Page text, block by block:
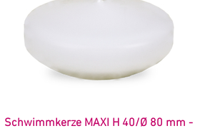
Schwimmkerze MAXI H 40/Ø 80 mm -